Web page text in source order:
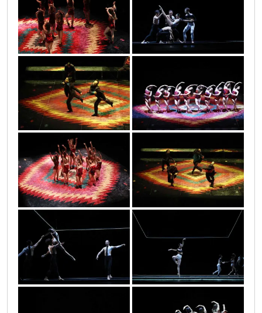
infinitas_1_1 infinitas_1_3
infinitas_1_42 infinitas_1_56
infinitas_1_57 infinitas_1_43
infinitas_1_2 infinitas_1_6